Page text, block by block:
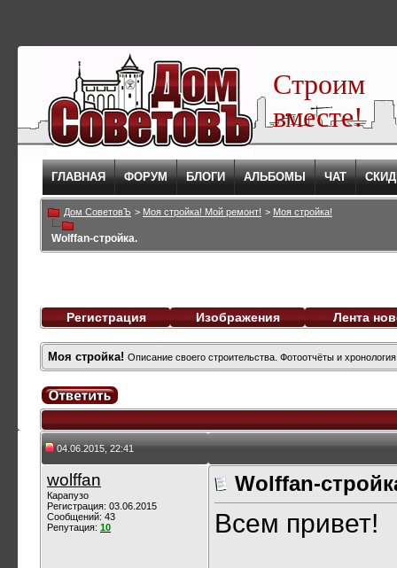
Строим
вместе!
ГЛАВНАЯ ФОРУМ БЛОГИ АЛЬБОМЫ ЧАТ
Дом СоветовЪ > Моя стройка! Мой ремонт! > Моя стройка!
Wolffan-стройка.
Регистрация Изображения Лента
Моя стройка! Описание своего строительства. Фотоотчёты и
04.06.2015, 22:41
wolffan
Карапузо
Регистрация: 03.06.2015
Сообщений: 43
Репутация: 10
Wolffan-
Всем привет!